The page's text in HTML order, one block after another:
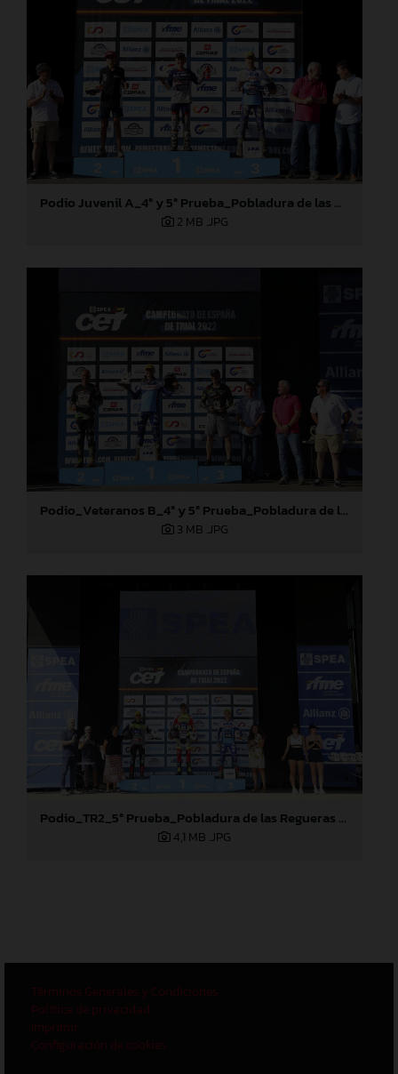
Podio Juvenil A_4ª y 5ª Prueba_Pobladura de las Regueras (León)
2 MB .JPG
Podio_Veteranos B_4ª y 5ª Prueba_Pobladura de las Regueras (León)
3 MB .JPG
Podio_TR2_5ª Prueba_Pobladura de las Regueras (León)
4,1 MB .JPG
Términos Generales y Condiciones
Política de privacidad
Imprimir
Configuración de cookies